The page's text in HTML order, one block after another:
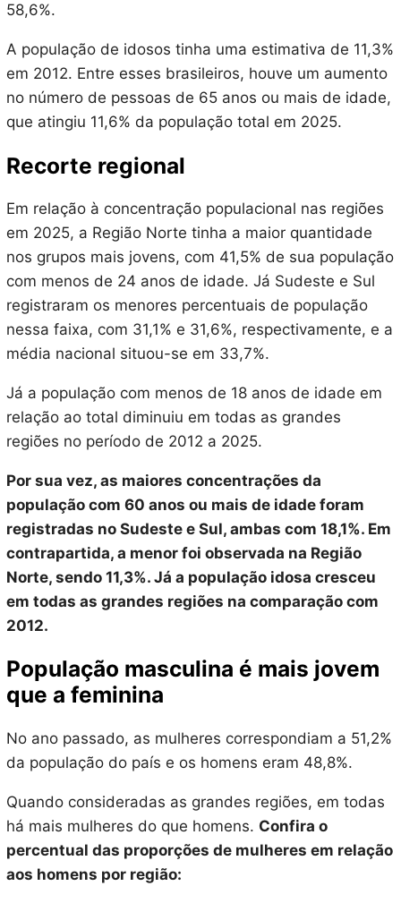
58,6%.
A população de idosos tinha uma estimativa de 11,3%
em 2012. Entre esses brasileiros, houve um aumento
no número de pessoas de 65 anos ou mais de idade,
que atingiu 11,6% da população total em 2025.
Recorte regional
Em relação à concentração populacional nas regiões
em 2025, a Região Norte tinha a maior quantidade
nos grupos mais jovens, com 41,5% de sua população
com menos de 24 anos de idade. Já Sudeste e Sul
registraram os menores percentuais de população
nessa faixa, com 31,1% e 31,6%, respectivamente, e a
média nacional situou-se em 33,7%.
Já a população com menos de 18 anos de idade em
relação ao total diminuiu em todas as grandes
regiões no período de 2012 a 2025.
Por sua vez, as maiores concentrações da
população com 60 anos ou mais de idade foram
registradas no Sudeste e Sul, ambas com 18,1%. Em
contrapartida, a menor foi observada na Região
Norte, sendo 11,3%. Já a população idosa cresceu
em todas as grandes regiões na comparação com
2012.
População masculina é mais jovem
que a feminina
No ano passado, as mulheres correspondiam a 51,2%
da população do país e os homens eram 48,8%.
Quando consideradas as grandes regiões, em todas
há mais mulheres do que homens. Confira o
percentual das proporções de mulheres em relação
aos homens por região: